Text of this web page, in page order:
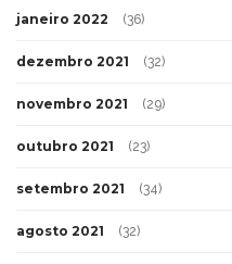
janeiro 2022 (36)
dezembro 2021 (32)
novembro 2021 (29)
outubro 2021 (23)
setembro 2021 (34)
agosto 2021 (32)